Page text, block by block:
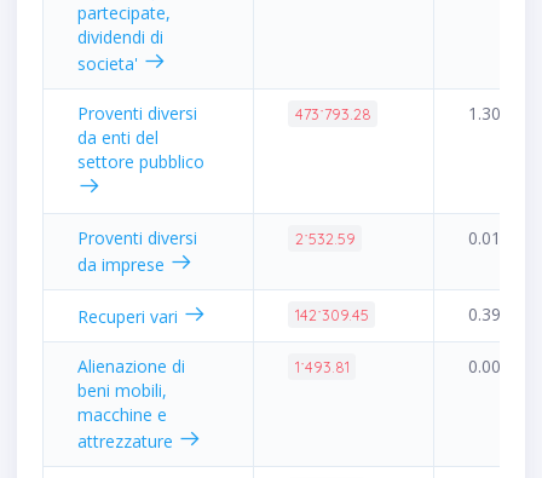
partecipate,
dividendi di
societa'
Proventi diversi
da enti del
settore pubblico
473˙793.28 1.30%
Proventi diversi
da imprese
2˙532.59 0.01%
Recuperi vari 142˙309.45 0.39%
Alienazione di
beni mobili,
macchine e
attrezzature
1˙493.81 0.00%